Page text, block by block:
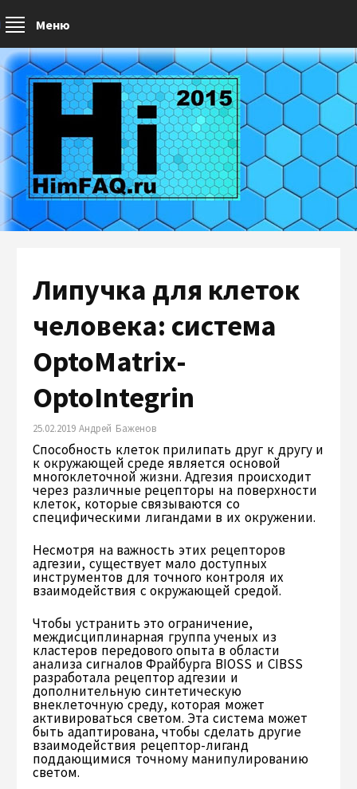
Меню
Липучка для клеток
человека: система
OptoMatrix-
OptoIntegrin
25.02.2019 Андрей Баженов
Способность клеток прилипать друг к другу и
к окружающей среде является основой
многоклеточной жизни. Адгезия происходит
через различные рецепторы на поверхности
клеток, которые связываются со
специфическими лигандами в их окружении.
Несмотря на важность этих рецепторов
адгезии, существует мало доступных
инструментов для точного контроля их
взаимодействия с окружающей средой.
Чтобы устранить это ограничение,
междисциплинарная группа ученых из
кластеров передового опыта в области
анализа сигналов Фрайбурга BIOSS и CIBSS
разработала рецептор адгезии и
дополнительную синтетическую
внеклеточную среду, которая может
активироваться светом. Эта система может
быть адаптирована, чтобы сделать другие
взаимодействия рецептор-лиганд
поддающимися точному манипулированию
светом.